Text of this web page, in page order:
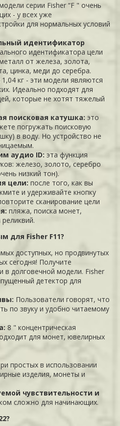
серии Fisher “F " очень
- у всех уже
для нормальных условий
идентификатор
идентификатора цели
от железа, золота,
цинка, меди до серебра.
1,04 кг - эти модели являются
Идеально подходят для
которые не хотят тяжелый
поисковая катушка:это
погружать поисковую
в воду. Но устройство не
аудио ID:эта функция
железо, золото, серебро
низкий тон).
цели:после того, как вы
и удерживайте кнопку
сканирование цели
пляжа, поиска монет,
для Fisher F11?
доступных, но продвинутых
сегодня! Получите
в долговечной модели. Fisher
детектор для
Пользователи говорят, что
по звуку и удобно читаемому
8 " концентрическая
для монет, ювелирных
простых в использовании
изделия, монеты и
чувствительности и
сложно для начинающих.